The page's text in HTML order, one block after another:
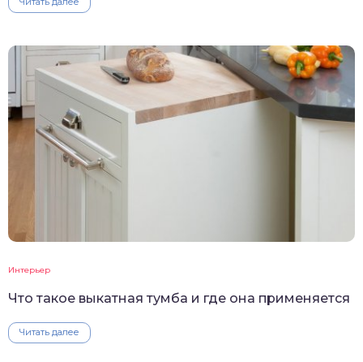
Интерьер
Что такое выкатная тумба и где она применяется
Читать далее